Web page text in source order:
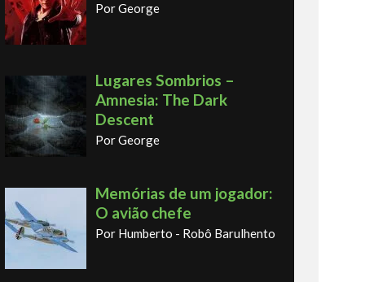
Por George
Lugares Sombrios –
Amnesia: The Dark
Descent
Por George
Memórias de um jogador:
O avião chefe
Por Humberto - Robô Barulhento